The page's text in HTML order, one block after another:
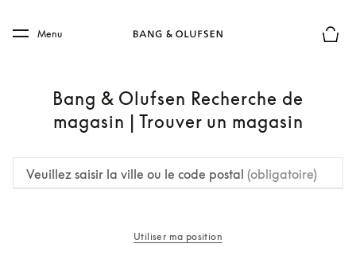
Skip to main footer
Menu
Bang & Olufsen Recherche de
magasin | Trouver un magasin
Veuillez saisir la ville ou le code postal (obligatoire)
Utiliser ma position